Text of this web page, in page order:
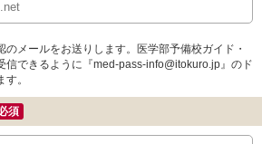
メールをお送りします。医学部予備校ガイド・
信できるように『med-pass-info@itokuro.jp』のド
。
須